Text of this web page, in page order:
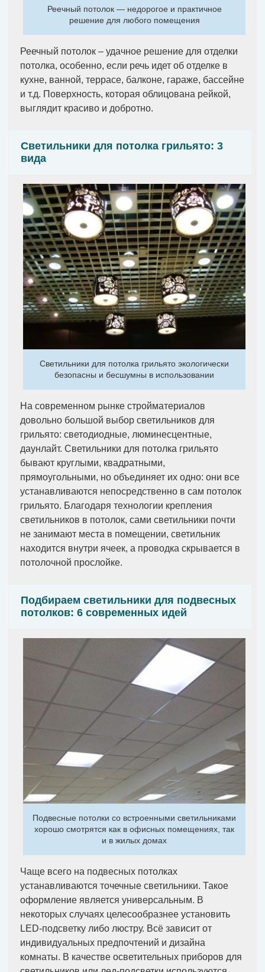
Реечный потолок — недорогое и практичное
решение для любого помещения
Реечный потолок – удачное решение для отделки
потолка, особенно, если речь идет об отделке в
кухне, ванной, террасе, балконе, гараже, бассейне
и т.д. Поверхность, которая облицована рейкой,
выглядит красиво и добротно.
Светильники для потолка грильято: 3
вида
Светильники для потолка грильято экологически
безопасны и бесшумны в использовании
На современном рынке стройматериалов
довольно большой выбор светильников для
грильято: светодиодные, люминесцентные,
даунлайт. Светильники для потолка грильято
бывают круглыми, квадратными,
прямоугольными, но объединяет их одно: они все
устанавливаются непосредственно в сам потолок
грильято. Благодаря технологии крепления
светильников в потолок, сами светильники почти
не занимают места в помещении, светильник
находится внутри ячеек, а проводка скрывается в
потолочной прослойке.
Подбираем светильники для подвесных
потолков: 6 современных идей
Подвесные потолки со встроенными светильниками
хорошо смотрятся как в офисных помещениях, так
и в жилых домах
Чаще всего на подвесных потолках
устанавливаются точечные светильники. Такое
оформление является универсальным. В
некоторых случаях целесообразнее установить
LED-подсветку либо люстру. Всё зависит от
индивидуальных предпочтений и дизайна
комнаты. В качестве осветительных приборов для